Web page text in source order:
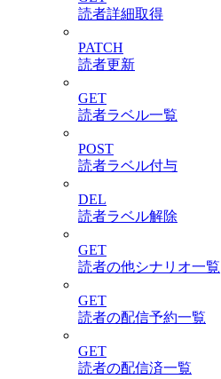
読者詳細取得
PATCH
読者更新
GET
読者ラベル一覧
POST
読者ラベル付与
DEL
読者ラベル解除
GET
読者の他シナリオ一覧
GET
読者の配信予約一覧
GET
読者の配信済一覧